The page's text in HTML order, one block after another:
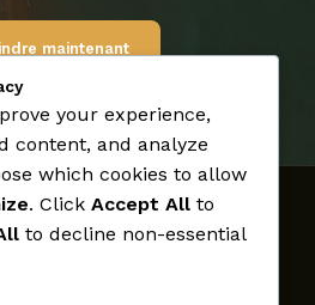
maintenant
Accueil
Médias
your experience,
content, and analyze
which cookies to allow
. Click Accept All to
to decline non-essential